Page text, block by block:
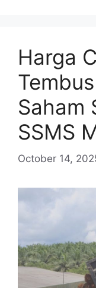
Harga
Saham
SSMS
October 14,